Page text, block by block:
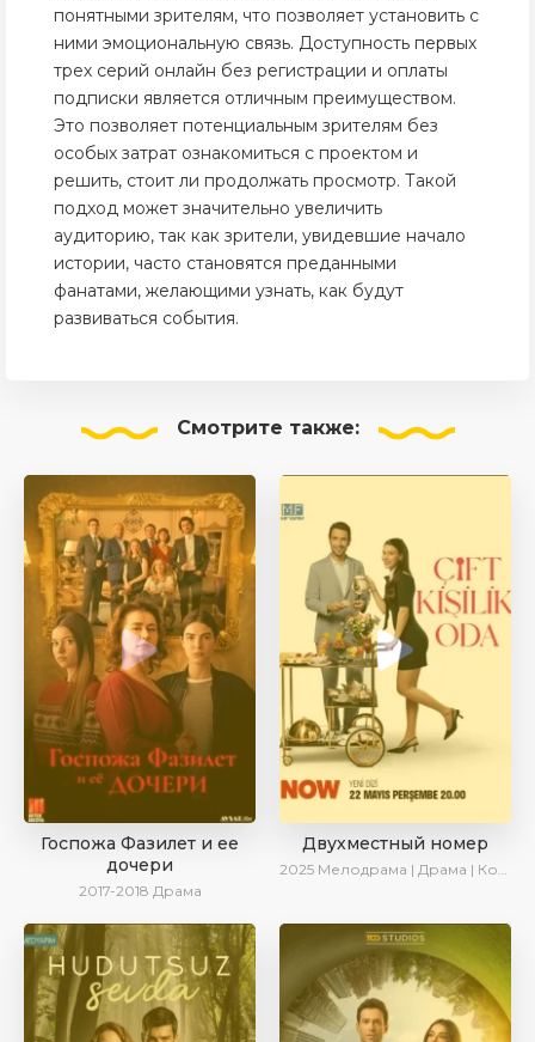
понятными зрителям, что позволяет установить с
ними эмоциональную связь. Доступность первых
трех серий онлайн без регистрации и оплаты
подписки является отличным преимуществом.
Это позволяет потенциальным зрителям без
особых затрат ознакомиться с проектом и
решить, стоит ли продолжать просмотр. Такой
подход может значительно увеличить
аудиторию, так как зрители, увидевшие начало
истории, часто становятся преданными
фанатами, желающими узнать, как будут
развиваться события.
Смотрите также:
Госпожа Фазилет и ее
дочери
2017-2018 Драма
Двухместный номер
2025 Мелодрама | Драма | Комедия | AlisaDirilis | Новинки | Сериалы 2025